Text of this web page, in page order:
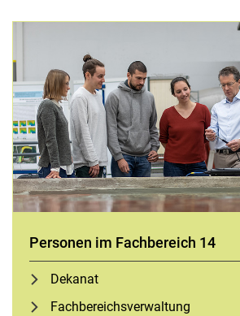
Personen im Fachbereich 14
Dekanat
Fach­be­reichs­ver­wal­tung